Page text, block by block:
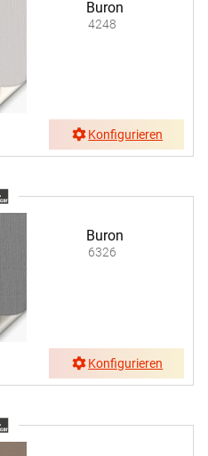
Buron
4248
Konfigurieren
Buron
6326
Konfigurieren